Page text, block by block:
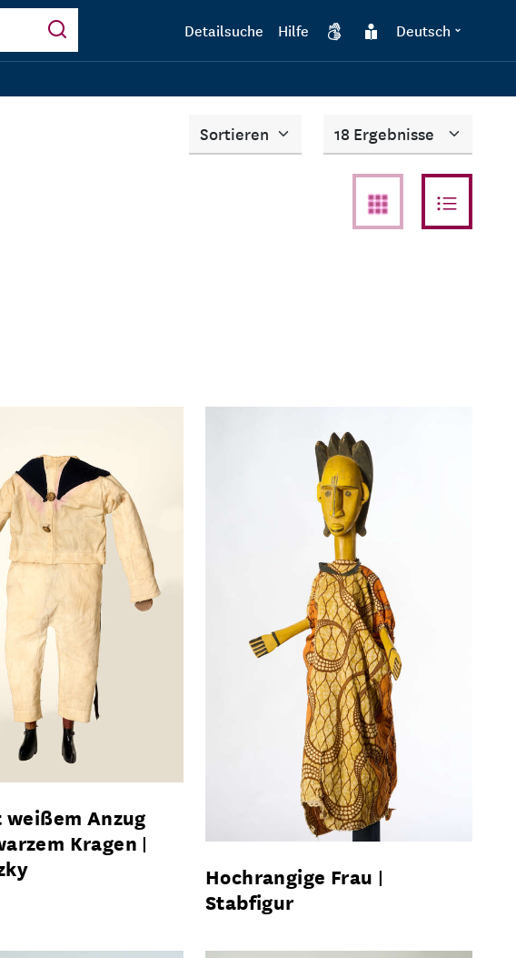
Detailsuche Hilfe
DGS Leichte Sprache
Deutsch
Sortieren Anzahl
Anzug
Kragen
Hochrangige Frau
Stabfigur